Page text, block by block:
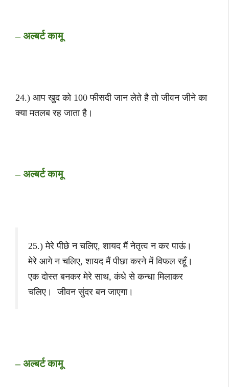
– अल्बर्ट कामू
24.) आप खुद को 100 फीसदी जान लेते है तो जीवन जीने का
क्या मतलब रह जाता है।
– अल्बर्ट कामू
25.) मेरे पीछे न चलिए, शायद मैं नेतृत्व न कर पाऊं।
मेरे आगे न चलिए, शायद मैं पीछा करने में विफल रहूँ।
एक दोस्त बनकर मेरे साथ, कंधे से कन्धा मिलाकर
चलिए। जीवन सुंदर बन जाएगा।
– अल्बर्ट कामू